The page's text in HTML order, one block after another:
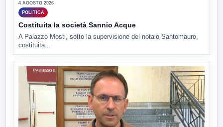
4 AGOSTO 2026
POLITICA
Costituita la società Sannio Acque
A Palazzo Mosti, sotto la supervisione del notaio Santomauro,
costituita...